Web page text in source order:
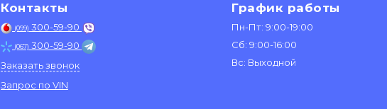
Контакты
(099) 300-59-90
(067) 300-59-90
Заказать звонок
Запрос по VIN
График работы
Пн-Пт: 9:00-19:00
Сб: 9:00-16:00
Вс: Выходной